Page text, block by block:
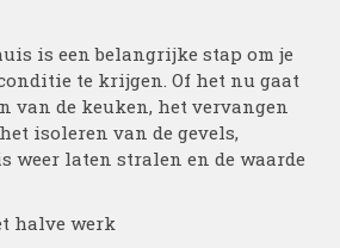
is een belangrijke stap om je
te krijgen. Of het nu gaat
van de keuken, het vervangen
isoleren van de gevels,
weer laten stralen en de waarde
halve werk